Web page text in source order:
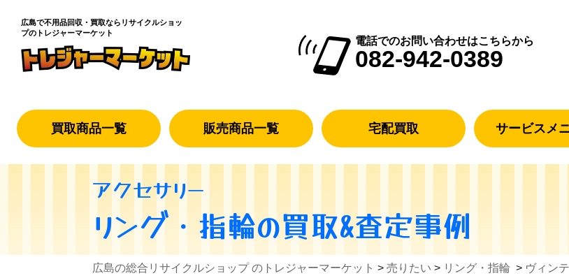
広島で不用品回収・買取なら リサイクルショッ
プのトレジャーマーケット
電話でのお問い合わせはこちらから
082-942-0389
買取商品一覧 販売商品一覧 宅配買取 サービスメ
アクセサリー
リング・指輪の買取&査定事例
広島の総合リサイクルショップ のトレジャーマーケット > 売りたい > リング・指輪 > ヴィン